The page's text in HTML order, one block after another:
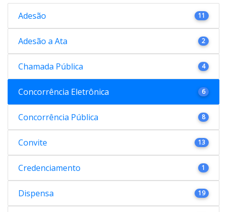
Adesão 11
Adesão a Ata 2
Chamada Pública 4
Concorrência Eletrônica 6
Concorrência Pública 8
Convite 13
Credenciamento 1
Dispensa 19